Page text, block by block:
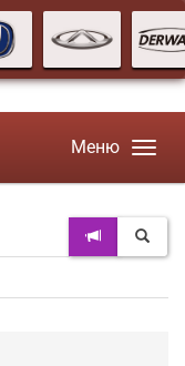
Меню